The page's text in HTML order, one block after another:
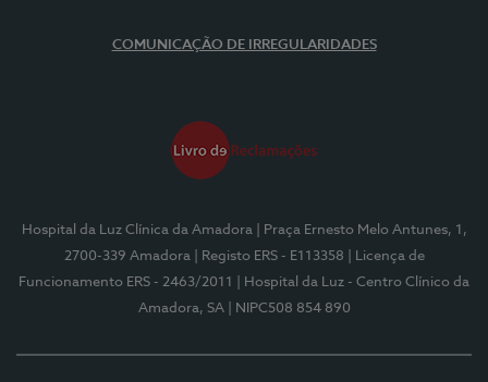
COMUNICAÇÃO DE IRREGULARIDADES
Hospital da Luz Clínica da Amadora
| Praça Ernesto Melo Antunes, 1,
2700-339 Amadora
| Registo ERS - E113358
| Licença de
Funcionamento ERS - 2463/2011
| Hospital da Luz - Centro Clínico da
Amadora, SA
| NIPC508 854 890